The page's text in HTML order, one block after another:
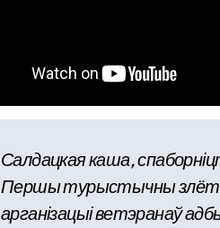
Салдацкая каша,
Першы турыстычны злёт
арганізацыі ветэранаў